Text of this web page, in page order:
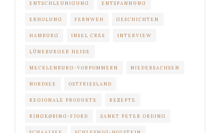
ENTSCHLEUNIGUNG ENTSPANNUNG
ERHOLUNG FERNWEH GESCHICHTEN
HAMBURG INSEL CRES INTERVIEW
LÜNEBURGER HEIDE
MECKLENBURG-VORPOMMERN NIEDERSACHSEN
NORDSEE OSTFRIESLAND
REGIONALE PRODUKTE REZEPTE
RINGKØBING-FJORD SANKT PETER ORDING